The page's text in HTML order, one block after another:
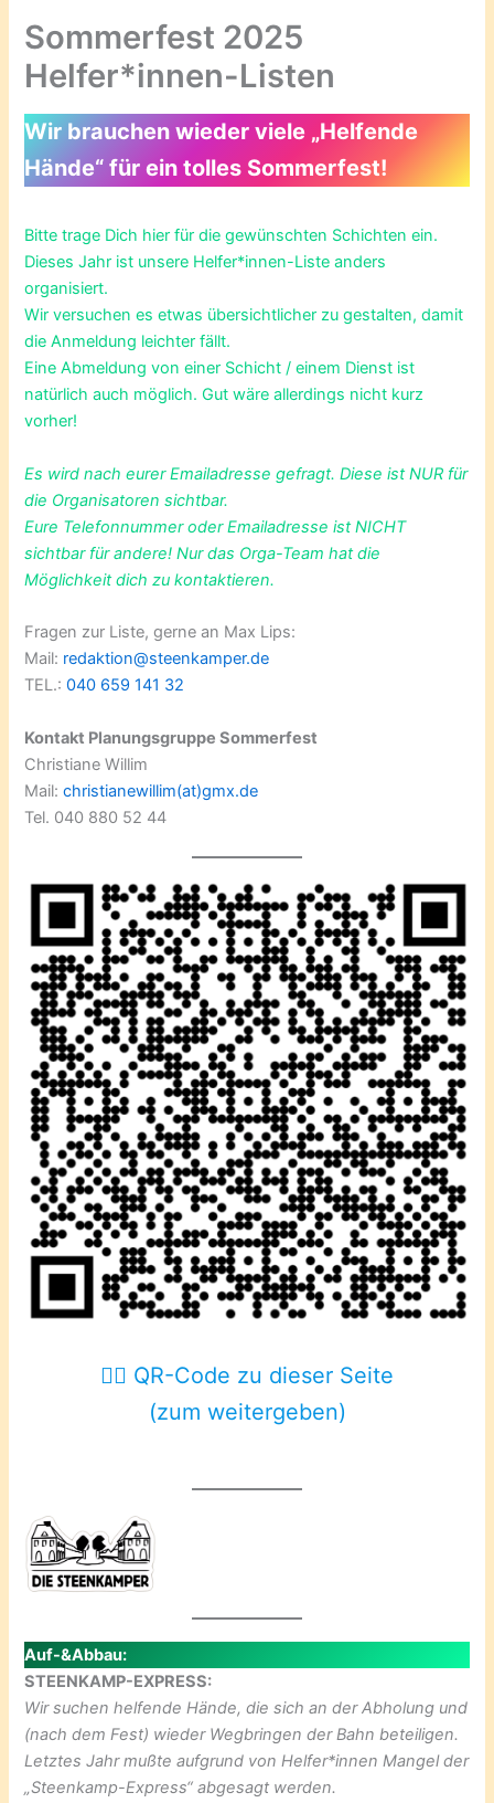
Sommerfest 2025
Helfer*innen-Listen
Wir brauchen wieder viele „Helfende
Hände“ für ein tolles Sommerfest!
Bitte trage Dich hier für die gewünschten Schichten ein.
Dieses Jahr ist unsere Helfer*innen-Liste anders
organisiert.
Wir versuchen es etwas übersichtlicher zu gestalten, damit
die Anmeldung leichter fällt.
Eine Abmeldung von einer Schicht / einem Dienst ist
natürlich auch möglich. Gut wäre allerdings nicht kurz
vorher!
Es wird nach eurer Emailadresse gefragt. Diese ist NUR für
die Organisatoren sichtbar.
Eure Telefonnummer oder Emailadresse ist NICHT
sichtbar für andere! Nur das Orga-Team hat die
Möglichkeit dich zu kontaktieren.
Fragen zur Liste, gerne an Max Lips:
Mail: redaktion@steenkamper.de
TEL.:040 659 141 32
Kontakt Planungsgruppe Sommerfest
Christiane Willim
Mail:christianewillim(at)gmx.de
Tel. 040 880 52 44
👈🏼 QR-Code zu dieser Seite
(zum weitergeben)
Auf-&Abbau:
STEENKAMP-EXPRESS:
Wir suchen helfende Hände, die sich an der Abholung und
(nach dem Fest) wieder Wegbringen der Bahn beteiligen.
Letztes Jahr mußte aufgrund von Helfer*innen Mangel der
„Steenkamp-Express“ abgesagt werden.